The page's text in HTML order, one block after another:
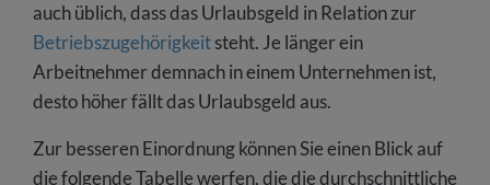
auch üblich, dass das Urlaubsgeld in Relation zur
Betriebszugehörigkeitsteht. Je länger ein
Arbeitnehmer demnach in einem Unternehmen ist,
desto höher fällt das Urlaubsgeld aus.
Zur besseren Einordnung können Sie einen Blick auf
die folgende Tabelle werfen, die die durchschnittliche